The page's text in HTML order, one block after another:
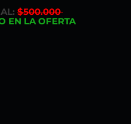
$500.000
EN LA OFERTA